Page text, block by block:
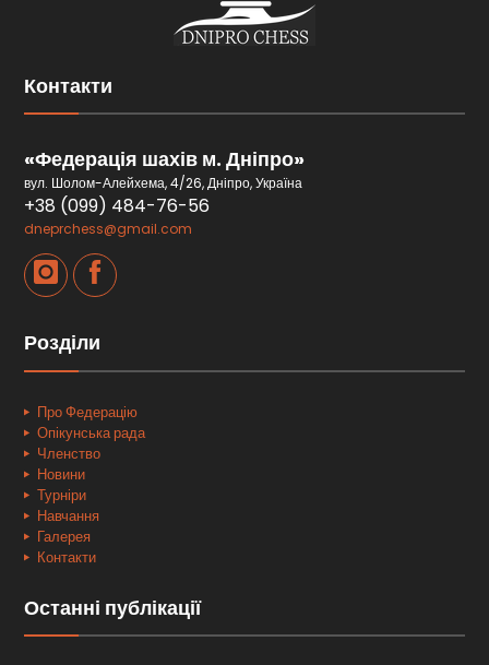
Контакти
«Федерація шахів м. Дніпро»
вул. Шолом-Алейхема, 4/26, Дніпро, Україна
+38 (099) 484-76-56
dneprchess@gmail.com
Розділи
Про Федерацію
Опікунська рада
Членство
Новини
Турніри
Навчання
Галерея
Контакти
Останні публікації